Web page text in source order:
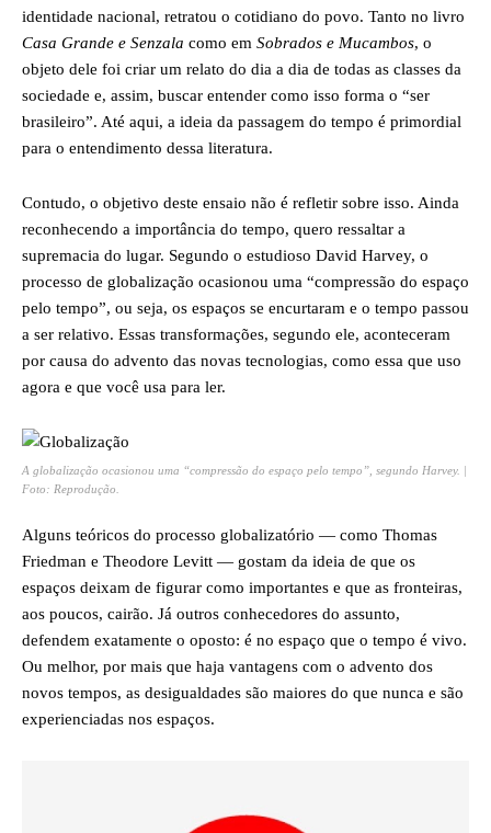
identidade nacional, retratou o cotidiano do povo. Tanto no livro
Casa Grande e Senzala como em Sobrados e Mucambos, o
objeto dele foi criar um relato do dia a dia de todas as classes da
sociedade e, assim, buscar entender como isso forma o “ser
brasileiro”. Até aqui, a ideia da passagem do tempo é primordial
para o entendimento dessa literatura.
Contudo, o objetivo deste ensaio não é refletir sobre isso. Ainda
reconhecendo a importância do tempo, quero ressaltar a
supremacia do lugar. Segundo o estudioso David Harvey, o
processo de globalização ocasionou uma “compressão do espaço
pelo tempo”, ou seja, os espaços se encurtaram e o tempo passou
a ser relativo. Essas transformações, segundo ele, aconteceram
por causa do advento das novas tecnologias, como essa que uso
agora e que você usa para ler.
A globalização ocasionou uma “compressão do espaço pelo tempo”, segundo Harvey. |
Foto: Reprodução.
Alguns teóricos do processo globalizatório — como Thomas
Friedman e Theodore Levitt — gostam da ideia de que os
espaços deixam de figurar como importantes e que as fronteiras,
aos poucos, cairão. Já outros conhecedores do assunto,
defendem exatamente o oposto: é no espaço que o tempo é vivo.
Ou melhor, por mais que haja vantagens com o advento dos
novos tempos, as desigualdades são maiores do que nunca e são
experienciadas nos espaços.